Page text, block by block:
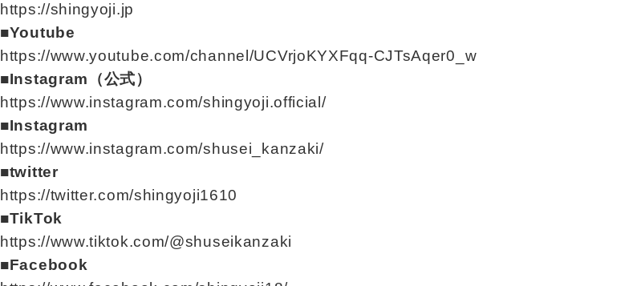
https://shingyoji.jp
■Youtube
https://www.youtube.com/channel/UCVrjoKYXFqq-CJTsAqer0_w
■Instagram（公式）
https://www.instagram.com/shingyoji.official/
■Instagram
https://www.instagram.com/shusei_kanzaki/
■twitter
https://twitter.com/shingyoji1610
■TikTok
https://www.tiktok.com/@shuseikanzaki
■Facebook